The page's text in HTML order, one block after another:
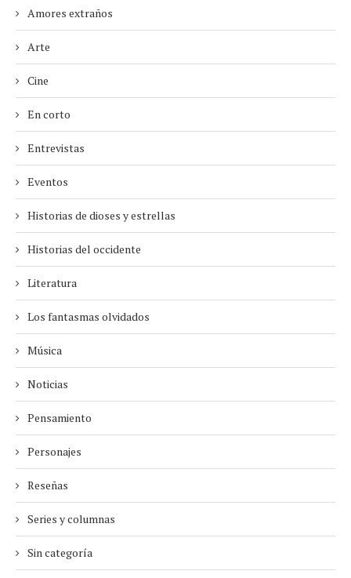
Amores extraños
Arte
Cine
En corto
Entrevistas
Eventos
Historias de dioses y estrellas
Historias del occidente
Literatura
Los fantasmas olvidados
Música
Noticias
Pensamiento
Personajes
Reseñas
Series y columnas
Sin categoría